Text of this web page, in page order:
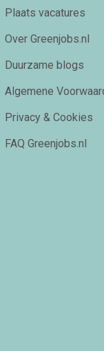
Plaats vacatures
Over Greenjobs.nl
Duurzame blogs
Algemene
Privacy & Cookies
FAQ Greenjobs.nl